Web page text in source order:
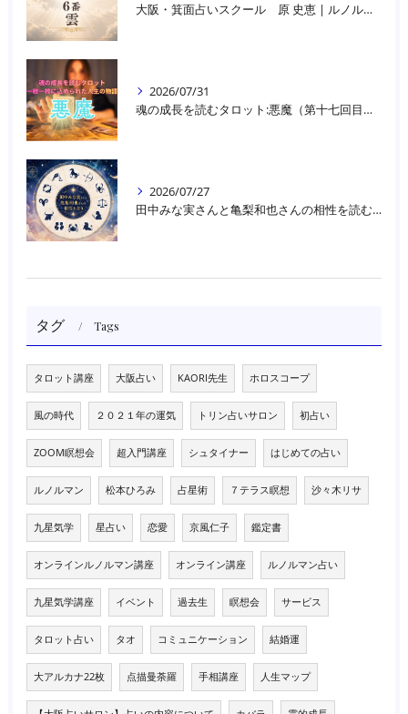
大阪・箕面占いスクール 原 史恵 | ルノルマンカード読み方のコツ「雲」 仕事をテーマに占った場合
2026/07/31
魂の成長を読むタロット:悪魔（第十七回目）｜大阪・箕面占いスクールラブアンドライト
2026/07/27
田中みな実さんと亀梨和也さんの相性を読む｜大阪・箕面占いスクールラブアンドライト
タグ Tags
タロット講座 大阪占い KAORI先生 ホロスコープ
風の時代 ２０２１年の運気 トリン占いサロン 初占い
ZOOM瞑想会 超入門講座 シュタイナー はじめての占い
ルノルマン 松本ひろみ 占星術 ７テラス瞑想 沙々木リサ
九星気学 星占い 恋愛 京風仁子 鑑定書
オンラインルノルマン講座 オンライン講座 ルノルマン占い
九星気学講座 イベント 過去生 瞑想会 サービス
タロット占い タオ コミュニケーション 結婚運
大アルカナ22枚 点描曼荼羅 手相講座 人生マップ